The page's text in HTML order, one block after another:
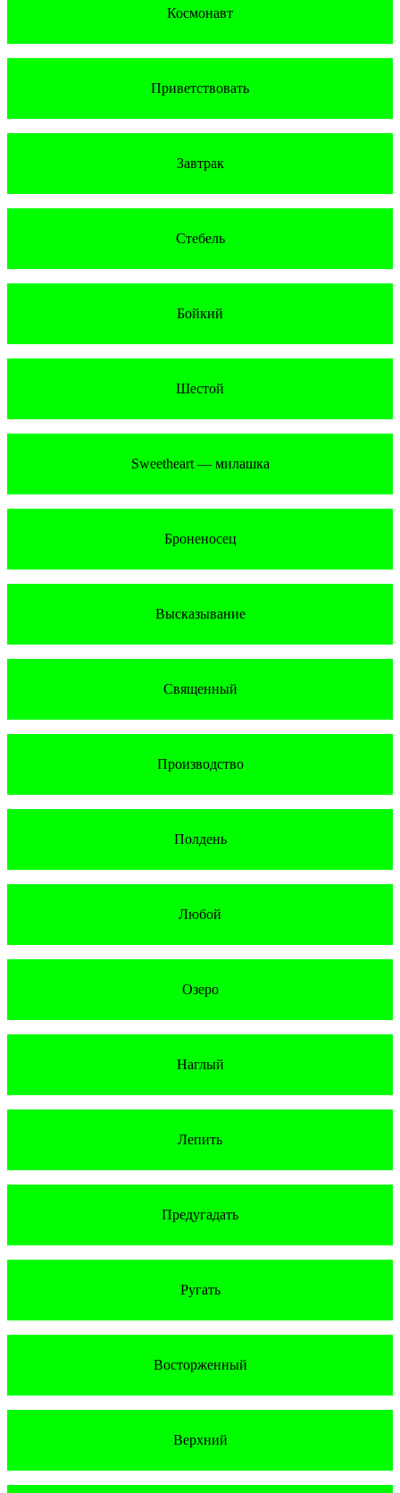
Космонавт
Приветствовать
Завтрак
Стебель
Бойкий
Шестой
Sweetheart — милашка
Броненосец
Высказывание
Священный
Производство
Полдень
Любой
Озеро
Наглый
Лепить
Предугадать
Ругать
Восторженный
Верхний